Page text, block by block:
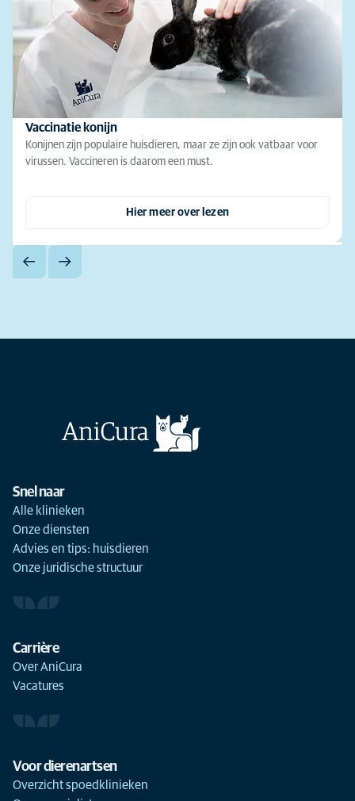
Vaccinatie konijn
Konijnen zijn populaire huisdieren, maar ze zijn ook vatbaar voor
virussen. Vaccineren is daarom een must.
Hier meer over lezen
Snel naar
Alle klinieken
Onze diensten
Advies en tips: huisdieren
Onze juridische structuur
Carrière
Over AniCura
Vacatures
Voor dierenartsen
Overzicht spoedklinieken